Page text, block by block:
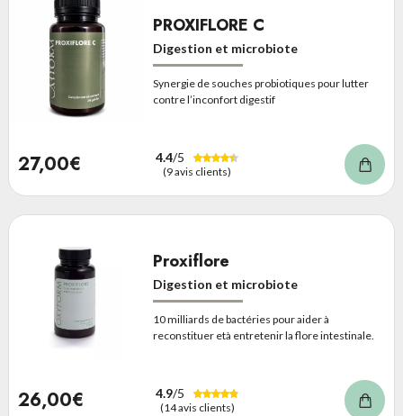
PROXIFLORE C
Digestion et microbiote
Synergie de souches probiotiques pour lutter
contre l’inconfort digestif
27,00€ 4.4/5
(9 avis clients)
Proxiflore
Digestion et microbiote
10 milliards de bactéries pour aider à
reconstituer età entretenir la flore intestinale.
26,00€ 4.9/5
(14 avis clients)